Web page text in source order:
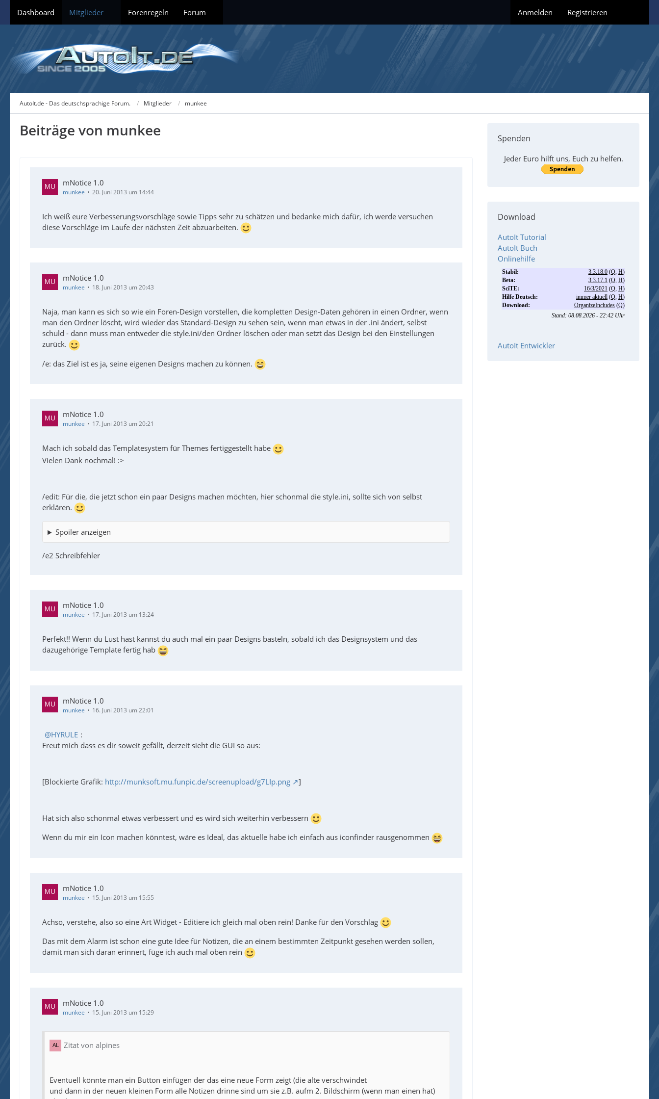
Dashboard Mitglieder Forenregeln Forum Anmelden Registrieren
AutoIt.de - Das deutschsprachige Forum. Mitglieder munkee
Beiträge von munkee
mNotice 1.0
munkee 20. Juni 2013 um 14:44
Ich weiß eure Verbesserungsvorschläge sowie Tipps sehr zu schätzen und bedanke mich dafür, ich werde versuchen
diese Vorschläge im Laufe der nächsten Zeit abzuarbeiten.
mNotice 1.0
munkee 18. Juni 2013 um 20:43
Naja, man kann es sich so wie ein Foren-Design vorstellen, die kompletten Design-Daten gehören in einen Ordner, wenn
man den Ordner löscht, wird wieder das Standard-Design zu sehen sein, wenn man etwas in der .ini ändert, selbst
schuld - dann muss man entweder die style.ini/den Ordner löschen oder man setzt das Design bei den Einstellungen
zurück.
/e: das Ziel ist es ja, seine eigenen Designs machen zu können.
mNotice 1.0
munkee 17. Juni 2013 um 20:21
Mach ich sobald das Templatesystem für Themes fertiggestellt habe
Vielen Dank nochmal! :>
/edit: Für die, die jetzt schon ein paar Designs machen möchten, hier schonmal die style.ini, sollte sich von selbst
erklären.
Spoiler anzeigen
/e2 Schreibfehler
mNotice 1.0
munkee 17. Juni 2013 um 13:24
Perfekt!! Wenn du Lust hast kannst du auch mal ein paar Designs basteln, sobald ich das Designsystem und das
dazugehörige Template fertig hab
mNotice 1.0
munkee 16. Juni 2013 um 22:01
HYRULE :
Freut mich dass es dir soweit gefällt, derzeit sieht die GUI so aus:
[Blockierte Grafik: http://munksoft.mu.funpic.de/screenupload/g7LIp.png ]
Hat sich also schonmal etwas verbessert und es wird sich weiterhin verbessern
Wenn du mir ein Icon machen könntest, wäre es Ideal, das aktuelle habe ich einfach aus iconfinder rausgenommen
mNotice 1.0
munkee 15. Juni 2013 um 15:55
Achso, verstehe, also so eine Art Widget - Editiere ich gleich mal oben rein! Danke für den Vorschlag
Das mit dem Alarm ist schon eine gute Idee für Notizen, die an einem bestimmten Zeitpunkt gesehen werden sollen,
damit man sich daran erinnert, füge ich auch mal oben rein
mNotice 1.0
munkee 15. Juni 2013 um 15:29
Zitat von alpines
Eventuell könnte man ein Button einfügen der das eine neue Form zeigt (die alte verschwindet
und dann in der neuen kleinen Form alle Notizen drinne sind um sie z.B. aufm 2. Bildschirm (wenn man einen hat)
Spenden
Jeder Euro hilft uns, Euch zu helfen.
Download
AutoIt Tutorial
AutoIt Buch
Onlinehilfe
AutoIt Entwickler